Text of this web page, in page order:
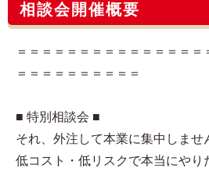
相談会開催概要
＝＝＝＝＝＝＝＝＝＝＝＝＝＝＝
＝＝＝＝＝＝＝＝＝＝
■ 特別相談会 ■
それ、外注して本業に集中しませ
低コスト・低リスクで本当にやり